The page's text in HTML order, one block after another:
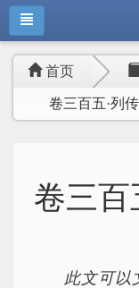
首页
卷三百五·列
卷三百
此文可以